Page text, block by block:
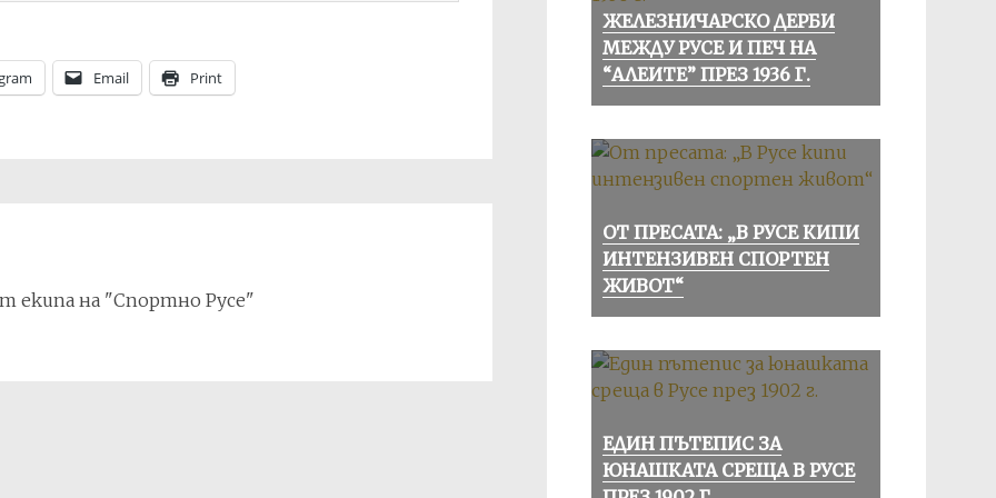
Email Print
екипа на "Спортно Русе"
ЖЕЛЕЗНИЧАРСКО ДЕРБИ
МЕЖДУ РУСЕ И ПЕЧ НА
“АЛЕИТЕ” ПРЕЗ 1936 Г.
ОТ ПРЕСАТА: „В РУСЕ КИПИ
ИНТЕНЗИВЕН СПОРТЕН
ЖИВОТ“
ЕДИН ПЪТЕПИС ЗА
ЮНАШКАТА СРЕЩА В РУСЕ